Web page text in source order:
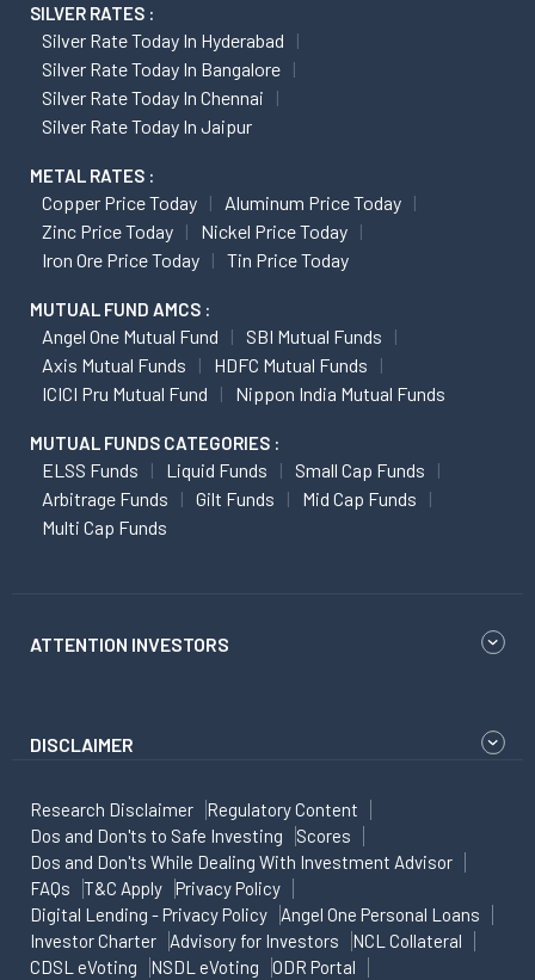
SILVER RATES :
Silver Rate Today In Hyderabad
Silver Rate Today In Bangalore
Silver Rate Today In Chennai
Silver Rate Today In Jaipur
METAL RATES :
Copper Price Today
Aluminum Price Today
Zinc Price Today
Nickel Price Today
Iron Ore Price Today
Tin Price Today
MUTUAL FUND AMCS :
Angel One Mutual Fund
SBI Mutual Funds
Axis Mutual Funds
HDFC Mutual Funds
ICICI Pru Mutual Fund
Nippon India Mutual Funds
MUTUAL FUNDS CATEGORIES :
ELSS Funds Liquid Funds
Small Cap Funds
Arbitrage Funds
Gilt Funds
Mid Cap Funds
Multi Cap Funds
ATTENTION INVESTORS
DISCLAIMER
Research Disclaimer
Regulatory Content
Dos and Don'ts to Safe Investing
Scores
Dos and Don'ts While Dealing With Investment Advisor
FAQs
T&C Apply
Privacy Policy
Digital Lending - Privacy Policy
Angel One Personal Loans
Investor Charter
Advisory for Investors
NCL Collateral
CDSL eVoting
NSDL eVoting ODR Portal